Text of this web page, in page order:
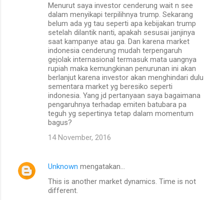
Menurut saya investor cenderung wait n see
dalam menyikapi terpilihnya trump. Sekarang
belum ada yg tau seperti apa kebijakan trump
setelah dilantik nanti, apakah sesusai janjinya
saat kampanye atau ga. Dan karena market
indonesia cenderung mudah terpengaruh
gejolak internasional termasuk mata uangnya
rupiah maka kemungkinan penurunan ini akan
berlanjut karena investor akan menghindari dulu
sementara market yg beresiko seperti
indonesia. Yang jd pertanyaan saya bagaimana
pengaruhnya terhadap emiten batubara pa
teguh yg sepertinya tetap dalam momentum
bagus?
14 November, 2016
Unknown mengatakan…
This is another market dynamics. Time is not
different.